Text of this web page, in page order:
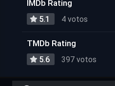
IMDb Rating
5.1 4 votos
TMDb Rating
5.6 397 votos